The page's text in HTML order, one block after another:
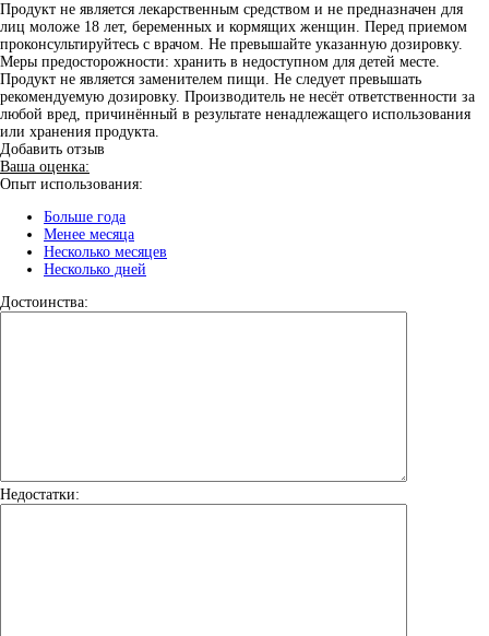
Продукт не является лекарственным средством и не предназначен для
лиц моложе 18 лет, беременных и кормящих женщин. Перед приемом
проконсультируйтесь с врачом. Не превышайте указанную дозировку.
Меры предосторожности: хранить в недоступном для детей месте.
Продукт не является заменителем пищи. Не следует превышать
рекомендуемую дозировку. Производитель не несёт ответственности за
любой вред, причинённый в результате ненадлежащего использования
или хранения продукта.
Добавить отзыв
Ваша оценка:
Опыт использования:
Больше года
Менее месяца
Несколько месяцев
Несколько дней
Достоинства:
Недостатки: